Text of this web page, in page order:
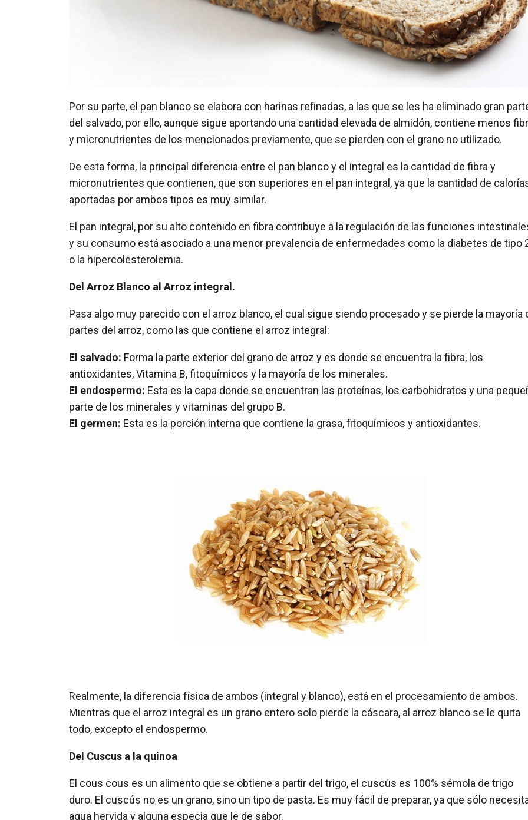
Por su parte, el pan blanco se elabora con harinas refinadas, a las que se les ha eliminado gran
del salvado, por ello, aunque sigue aportando una cantidad elevada de almidón, contiene menos
y micronutrientes de los mencionados previamente, que se pierden con el grano no utilizado.
De esta forma, la principal diferencia entre el pan blanco y el integral es la cantidad de fibra y
micronutrientes que contienen, que son superiores en el pan integral, ya que la cantidad de
aportadas por ambos tipos es muy similar.
El pan integral, por su alto contenido en fibra contribuye a la regulación de las funciones
y su consumo está asociado a una menor prevalencia de enfermedades como la diabetes de tipo
o la hipercolesterolemia.
Del Arroz Blanco al Arroz integral.
Pasa algo muy parecido con el arroz blanco, el cual sigue siendo procesado y se pierde la mayoría
partes del arroz, como las que contiene el arroz integral:
El salvado: Forma la parte exterior del grano de arroz y es donde se encuentra la fibra, los
antioxidantes, Vitamina B, fitoquímicos y la mayoría de los minerales.
El endospermo: Esta es la capa donde se encuentran las proteínas, los carbohidratos y una
parte de los minerales y vitaminas del grupo B.
El germen: Esta es la porción interna que contiene la grasa, fitoquímicos y antioxidantes.
Realmente, la diferencia física de ambos (integral y blanco), está en el procesamiento de ambos.
Mientras que el arroz integral es un grano entero solo pierde la cáscara, al arroz blanco se le quita
todo, excepto el endospermo.
Del Cuscus a la quinoa
El cous cous es un alimento que se obtiene a partir del trigo, el cuscús es 100% sémola de trigo
duro. El cuscús no es un grano, sino un tipo de pasta. Es muy fácil de preparar, ya que sólo
agua hervida y alguna especia que le de sabor.